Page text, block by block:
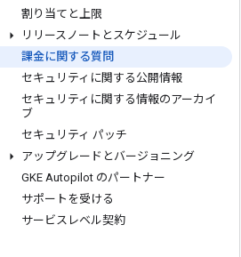
割り当てと上限
リリースノートとスケジュール
課金に関する質問
セキュリティに関する公開情報
セキュリティに関する情報のアーカイ
ブ
セキュリティ パッチ
アップグレードとバージョニング
GKE Autopilot のパートナー
サポートを受ける
サービスレベル契約